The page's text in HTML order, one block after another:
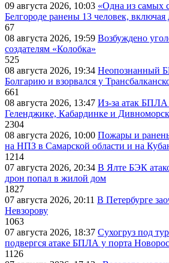
09 августа 2026, 10:03 «Одна из самых
Белгороде ранены 13 человек, включая
67
08 августа 2026, 19:59 Возбуждено
создателям «Колобка»
525
08 августа 2026, 19:34 Неопознанный
Болгарию и взорвался у
661
08 августа 2026, 13:47 Из-за атак БПЛА
Геленджике, Кабардинке и
2304
08 августа 2026, 10:00 Пожары и
на НПЗ в Самарской области и на
1214
07 августа 2026, 20:34 В Ялте БЭК
дрон попал в жилой дом
1827
07 августа 2026, 20:11 В Петербурге
Невзорову
1063
07 августа 2026, 18:37 Сухогруз под
подвергся атаке БПЛА у порта
1126